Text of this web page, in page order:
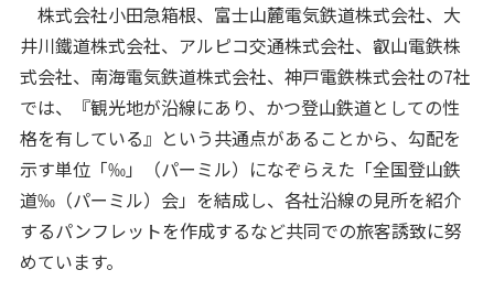
株式会社小田急箱根、富士山麓電気鉄道株式会社、大
井川鐵道株式会社、アルピコ交通株式会社、叡山電鉄株
式会社、南海電気鉄道株式会社、神戸電鉄株式会社の7社
では、『観光地が沿線にあり、かつ登山鉄道としての性
格を有している』という共通点があることから、勾配を
示す単位「‰」（パーミル）になぞらえた「全国登山鉄
道‰（パーミル）会」を結成し、各社沿線の見所を紹介
するパンフレットを作成するなど共同での旅客誘致に努
めています。